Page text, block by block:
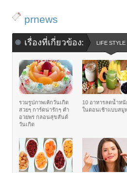
prnews
เรื่องที่เกี่ยวข้อง: LIFE STYLE
รวมรูปภาพเค้กวันเกิด
สวยๆ การ์ดน่ารักๆ คำ
อวยพร กลอนสุขสันต์
วันเกิด
10 อาหารลดน้ำหนั
ในตอนเช้าแบบสมู